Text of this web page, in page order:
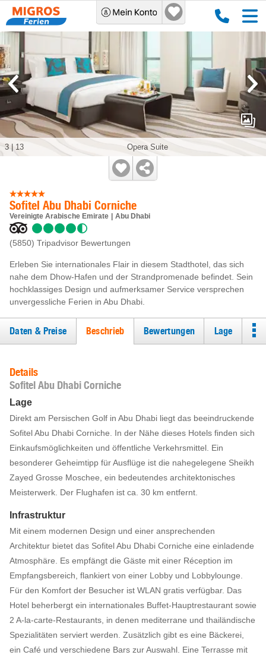
Sofitel Abu Dhabi Corniche
Vereinigte Arabische Emirate Abu Dhabi
(5850) Tripadvisor Bewertungen
Erleben Sie internationales Flair in diesem Stadthotel, das sich
nahe dem Dhow-Hafen und der Strandpromenade befindet. Sein
hochklassiges Design und aufmerksamer Service versprechen
unvergessliche Ferien in Abu Dhabi.
Opera Suite
3 13
Daten & Preise Beschrieb Bewertungen Lage
Details
Sofitel Abu Dhabi Corniche
Lage
Direkt am Persischen Golf in Abu Dhabi liegt das beeindruckende
Sofitel Abu Dhabi Corniche. In der Nähe dieses Hotels finden sich
Einkaufsmöglichkeiten und öffentliche Verkehrsmittel. Ein
besonderer Geheimtipp für Ausflüge ist die nahegelegene Sheikh
Zayed Grosse Moschee, ein bedeutendes architektonisches
Meisterwerk. Der Flughafen ist ca. 30 km entfernt.
Infrastruktur
Mit einem modernen Design und einer ansprechenden
Architektur bietet das Sofitel Abu Dhabi Corniche eine einladende
Atmosphäre. Es empfängt die Gäste mit einer Réception im
Empfangsbereich, flankiert von einer Lobby und Lobbylounge.
Für den Komfort der Besucher ist WLAN gratis verfügbar. Das
Hotel beherbergt ein internationales Buffet-Hauptrestaurant sowie
2 A-la-carte-Restaurants, in denen mediterrane und thailändische
Spezialitäten serviert werden. Zusätzlich gibt es eine Bäckerei,
ein Café und verschiedene Bars zur Auswahl. Eine Terrasse mit